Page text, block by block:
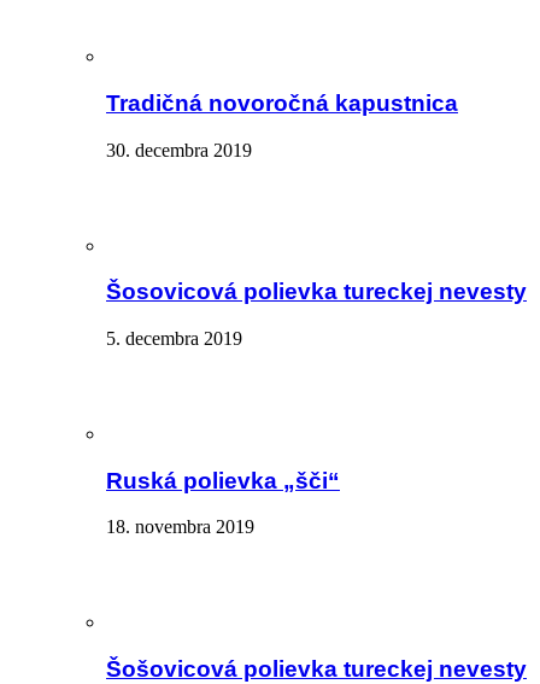
Tradičná novoročná kapustnica
30. decembra 2019
Šosovicová polievka tureckej nevesty
5. decembra 2019
Ruská polievka „šči“
18. novembra 2019
Šošovicová polievka tureckej nevesty